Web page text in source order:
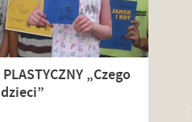
„Czego